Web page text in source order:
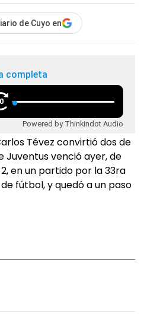
de Cuyo en
completa
Powered by Thinkindot Audio
Tévez convirtió dos de
Juventus venció ayer, de
en un partido por la 33ra
fútbol, y quedó a un paso